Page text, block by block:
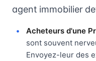
agent immobilier
Acheteurs d'une
sont souvent
Envoyez-leur des